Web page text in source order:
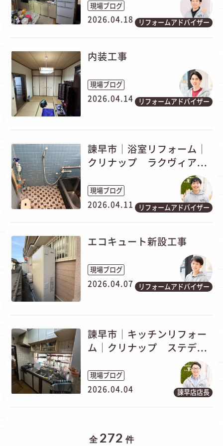
現場ブログ
2026.04.18 リフォームアドバイザー
内装工事
現場ブログ
2026.04.14 リフォームアドバイザー
諫早市│浴室リフォーム│
クリナップ ラクヴィア...
現場ブログ
2026.04.11 リフォームアドバイザー
エコキュート新設工事
現場ブログ
2026.04.07 リフォームアドバイザー
諫早市│キッチンリフォー
ム│クリナップ ステデ...
現場ブログ
2026.04.04 諫早店店長
全 272 件